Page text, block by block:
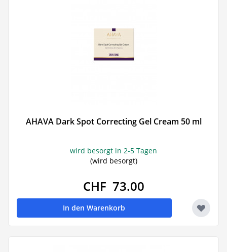
AHAVA Dark Spot Correcting Gel Cream 50 ml
wird besorgt in 2-5 Tagen
(wird besorgt)
CHF 73.00
In den Warenkorb